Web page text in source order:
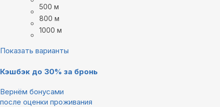
500 м
800 м
1000 м
Показать варианты
Кэшбэк до 30% за бронь
Вернём бонусами
после оценки проживания